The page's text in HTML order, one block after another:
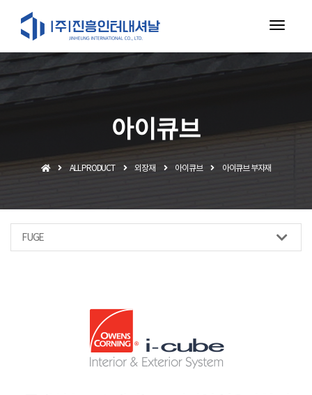
아이큐브
ALL PRODUCT 외장재 아이큐브 아이큐브 부자재
FUGE